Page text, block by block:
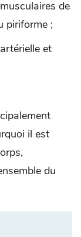
de
piriforme ;
et
il est
du